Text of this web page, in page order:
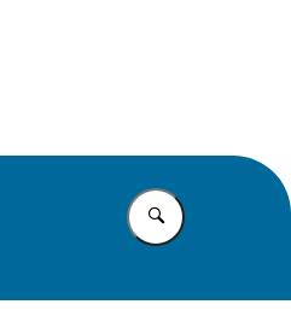
Vul in wat u